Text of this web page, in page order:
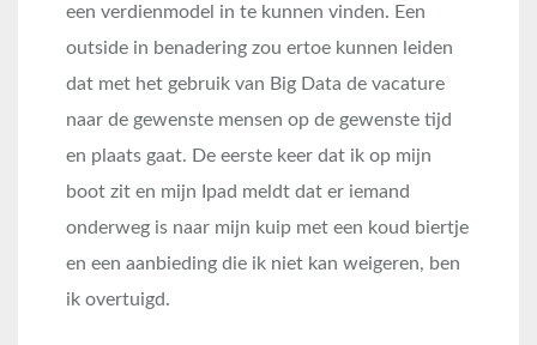
een verdienmodel in te kunnen vinden. Een
outside in benadering zou ertoe kunnen leiden
dat met het gebruik van Big Data de vacature
naar de gewenste mensen op de gewenste tijd
en plaats gaat. De eerste keer dat ik op mijn
boot zit en mijn Ipad meldt dat er iemand
onderweg is naar mijn kuip met een koud biertje
en een aanbieding die ik niet kan weigeren, ben
ik overtuigd.